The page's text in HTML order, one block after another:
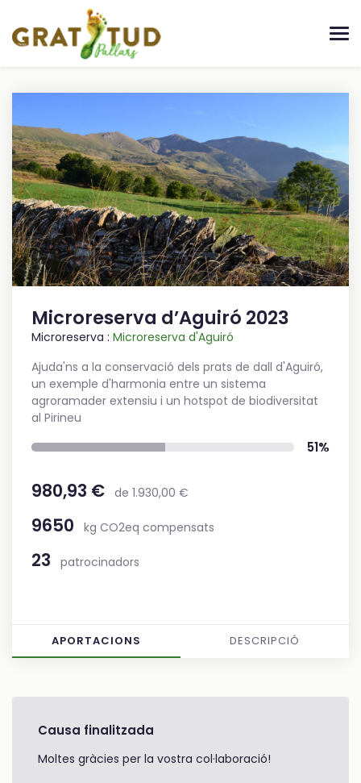
Microreserva d’Aguiró 2023
Microreserva : Microreserva d'Aguiró
Ajuda'ns a la conservació dels prats de dall d'Aguiró,
un exemple d'harmonia entre un sistema
agroramader extensiu i un hotspot de biodiversitat
al Pirineu
51%
980,93 € de 1.930,00 €
9650 kg CO2eq compensats
23 patrocinadors
APORTACIONS DESCRIPCIÓ
Causa finalitzada
Moltes gràcies per la vostra col·laboració!